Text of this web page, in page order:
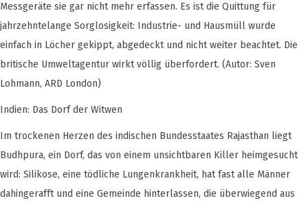
Messgeräte sie gar nicht mehr erfassen. Es ist die Quittung für
jahrzehntelange Sorglosigkeit: Industrie- und Hausmüll wurde
einfach in Löcher gekippt, abgedeckt und nicht weiter beachtet. Die
britische Umweltagentur wirkt völlig überfordert. (Autor: Sven
Lohmann, ARD London)
Indien: Das Dorf der Witwen
Im trockenen Herzen des indischen Bundesstaates Rajasthan liegt
Budhpura, ein Dorf, das von einem unsichtbaren Killer heimgesucht
wird: Silikose, eine tödliche Lungenkrankheit, hat fast alle Männer
dahingerafft und eine Gemeinde hinterlassen, die überwiegend aus